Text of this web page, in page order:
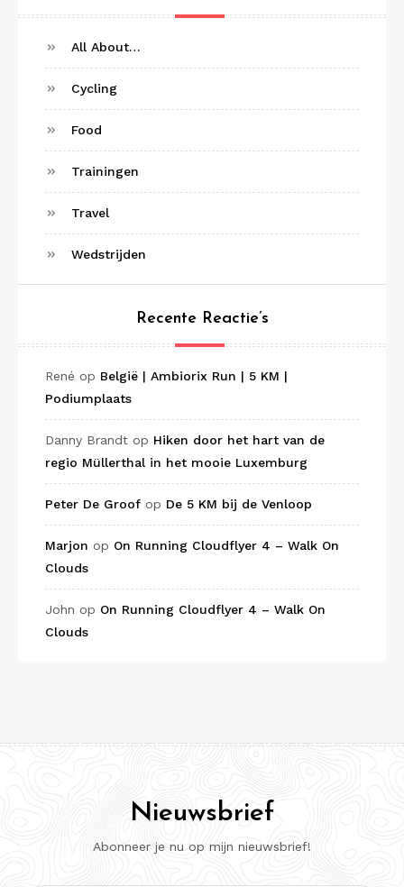
All About…
Cycling
Food
Trainingen
Travel
Wedstrijden
Recente Reactie’s
René op België | Ambiorix Run | 5 KM |
Podiumplaats
Danny Brandt op Hiken door het hart van de
regio Müllerthal in het mooie Luxemburg
Peter De Groof op De 5 KM bij de Venloop
Marjon op On Running Cloudflyer 4 – Walk On
Clouds
John op On Running Cloudflyer 4 – Walk On
Clouds
Nieuwsbrief
Abonneer je nu op mijn nieuwsbrief!